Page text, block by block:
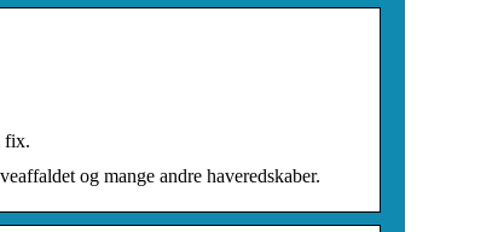
fix.
og mange andre haveredskaber.